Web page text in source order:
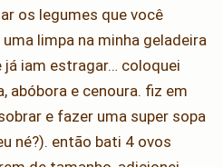
os legumes que você
limpa na minha geladeira
já iam estragar… coloquei
abóbora e cenoura. fiz em
e fazer uma super sopa
né?). então bati 4 ovos